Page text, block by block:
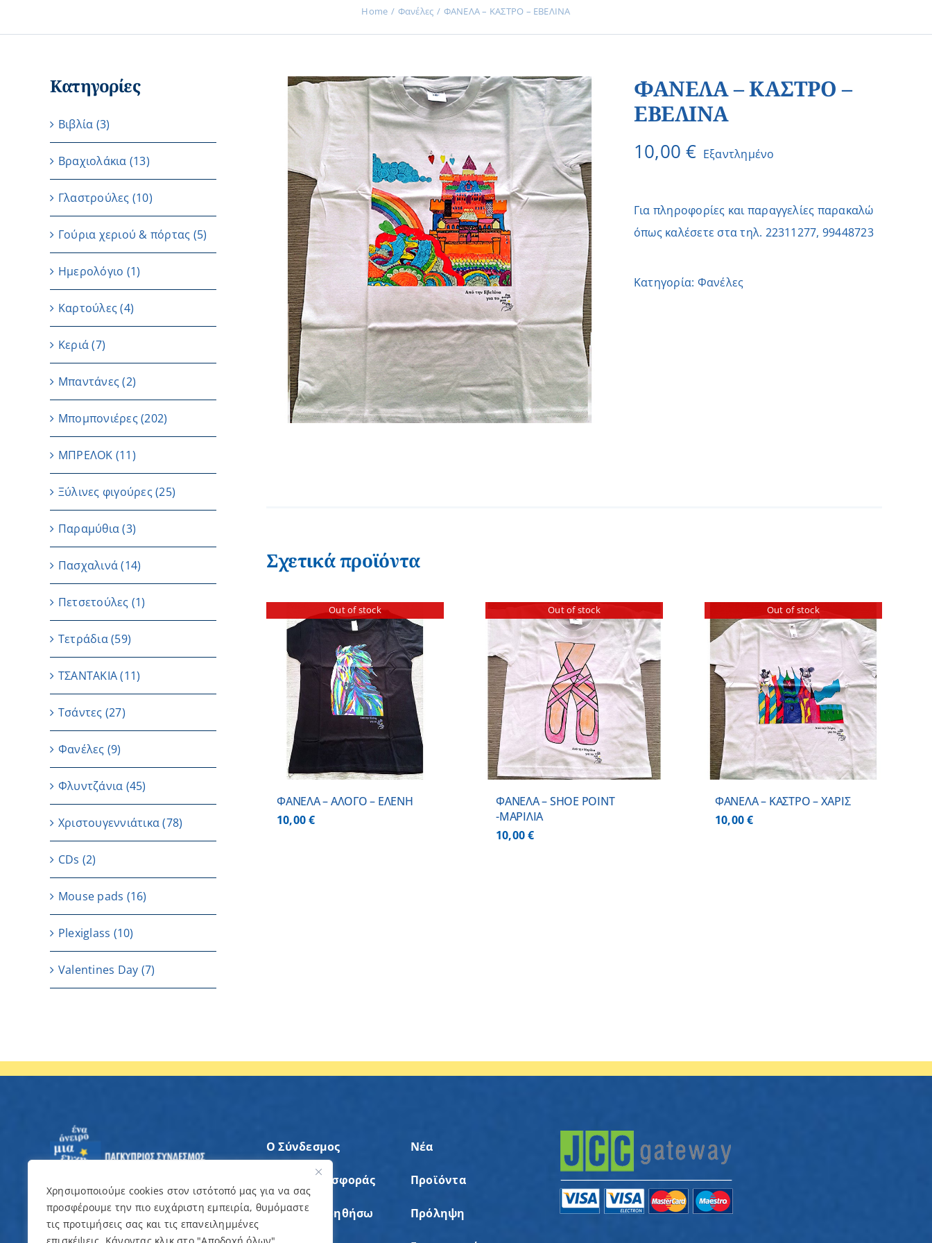
Χρησιμοποιούμε cookies στον ιστότοπό μας για να σας
προσφέρουμε την πιο ευχάριστη εμπειρία, θυμόμαστε
τις προτιμήσεις σας και τις επανειλημμένες
Home Φανέλες ΦΑΝΕΛΑ – ΚΑΣΤΡΟ – ΕΒΕΛΙΝΑ
ΦΑΝΕΛΑ – ΚΑΣΤΡΟ –
ΕΒΕΛΙΝΑ
10,00€ Εξαντλημένο
Για πληροφορίες και παραγγελίες παρακαλώ
όπως καλέσετε στα τηλ. 22311277, 99448723
Κατηγορία: Φανέλες
Σχετικά προϊόντα
Out of stock
ΛΕΠΤΟΜΕΡΕΙΕΣ
ΦΑΝΕΛΑ – ΑΛΟΓΟ – ΕΛΕΝΗ
10,00€
Out of stock
ΛΕΠΤΟΜΕΡΕΙΕΣ
ΦΑΝΕΛΑ – SHOE POINT
-ΜΑΡΙΛΙΑ
10,00€
Out of stock
ΛΕΠΤΟΜΕΡΕΙΕΣ
ΦΑΝΕΛΑ – ΚΑΣΤΡΟ – ΧΑΡΙΣ
10,00€
Κατηγορίες
Βιβλία (3)
Βραχιολάκια (13)
Γλαστρούλες (10)
Γούρια χεριού & πόρτας (5)
Ημερολόγιο (1)
Καρτούλες (4)
Κεριά (7)
Μπαντάνες (2)
Μπομπονιέρες(202)
ΜΠΡΕΛΟΚ (11)
Ξύλινες φιγούρες(25)
Παραμύθια (3)
Πασχαλινά (14)
Πετσετούλες (1)
Τετράδια(59)
ΤΣΑΝΤΑΚΙΑ (11)
Τσάντες (27)
Φανέλες (9)
Φλυντζάνια (45)
Χριστουγεννιάτικα(78)
CDs (2)
Μouse pads (16)
Plexiglass (10)
Valentines Day (7)
Ο Σύνδεσμος
Άξονες Προσφοράς
Θέλω να Βοηθήσω
Νέα
Προϊόντα
Πρόληψη